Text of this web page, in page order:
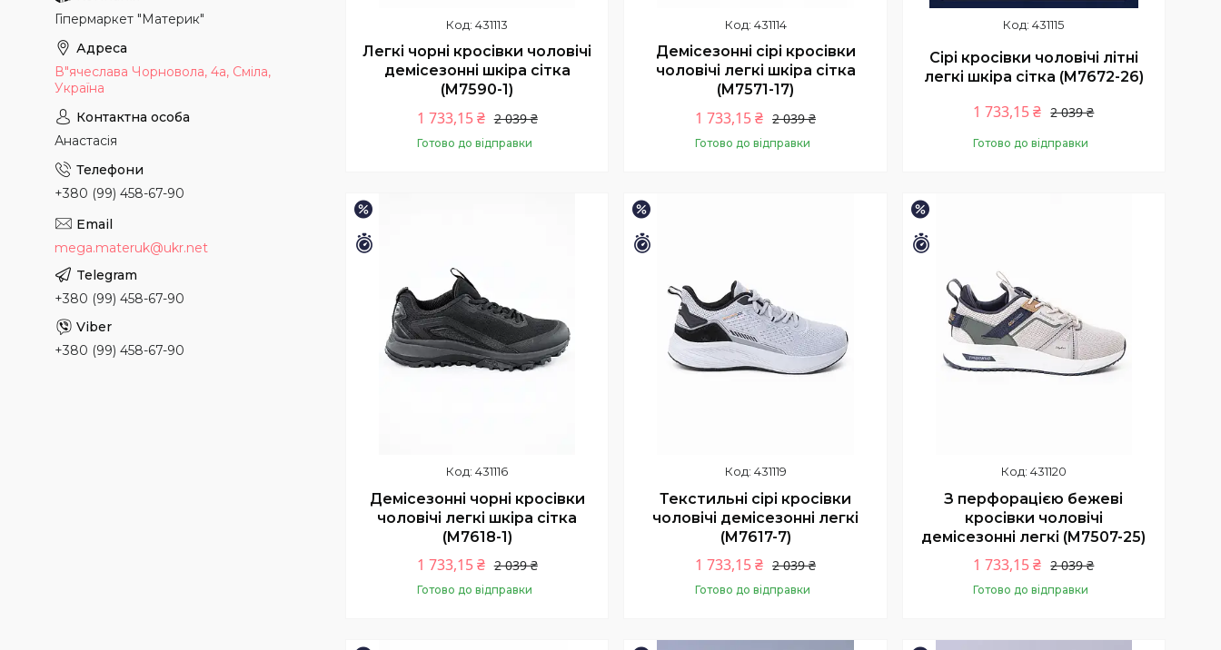
431113
Легкі чорні кросівки чоловічі
демісезонні шкіра сітка
(M7590-1)
2 039 ₴
1 733,15 ₴
Готово до відправки
431114
Демісезонні сірі кросівки
чоловічі легкі шкіра сітка
(M7571-17)
2 039 ₴
1 733,15 ₴
Готово до відправки
431115
Сірі кросівки чоловічі літні
легкі шкіра сітка (M7672-26)
2 039 ₴
1 733,15 ₴
Готово до відправки
431116
Демісезонні чорні кросівки
чоловічі легкі шкіра сітка
(M7618-1)
2 039 ₴
1 733,15 ₴
Готово до відправки
431119
Текстильні сірі кросівки
чоловічі демісезонні легкі
(M7617-7)
2 039 ₴
1 733,15 ₴
Готово до відправки
431120
З перфорацією бежеві
кросівки чоловічі
демісезонні легкі (M7507-25)
2 039 ₴
1 733,15 ₴
Готово до відправки
Гіпермаркет "Материк"
В"ячеслава Чорновола, 4а, Сміла,
Україна
Анастасія
+380 (99) 458-67-90
mega.materuk@ukr.net
+380 (99) 458-67-90
+380 (99) 458-67-90